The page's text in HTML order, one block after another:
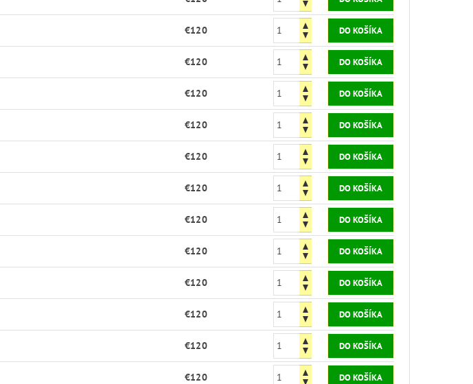
€120
€120
€120
€120
€120
€120
€120
€120
€120
€120
€120
€120